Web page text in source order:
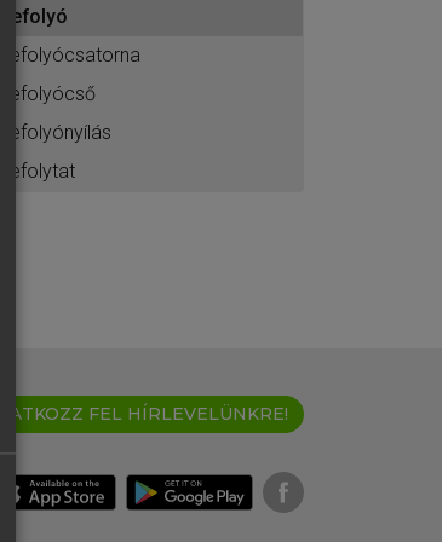
lefolyó
lefolyócsatorna
lefolyócső
lefolyónyílás
lefolytat
IRATKOZZ FEL HÍRLEVELÜNKRE!